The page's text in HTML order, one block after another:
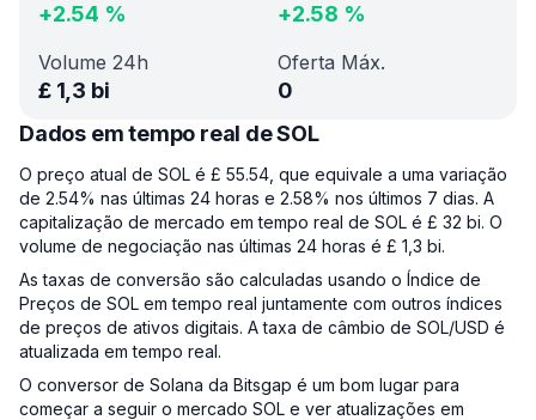
+2.54 % +2.58 %
Volume 24h
£ 1,3 bi
Oferta Máx.
0
Dados em tempo real de SOL
O preço atual de SOL é £ 55.54, que equivale a uma variação
de 2.54% nas últimas 24 horas e 2.58% nos últimos 7 dias. A
capitalização de mercado em tempo real de SOL é £ 32 bi. O
volume de negociação nas últimas 24 horas é £ 1,3 bi.
As taxas de conversão são calculadas usando o Índice de
Preços de SOL em tempo real juntamente com outros índices
de preços de ativos digitais. A taxa de câmbio de SOL/USD é
atualizada em tempo real.
O conversor de Solana da Bitsgap é um bom lugar para
começar a seguir o mercado SOL e ver atualizações em